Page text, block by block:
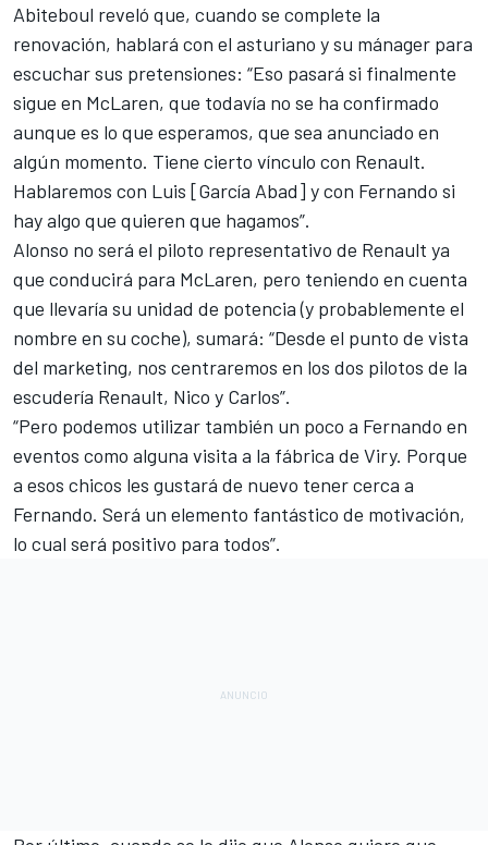
Abiteboul reveló que, cuando se complete la
renovación, hablará con el asturiano y su mánager para
escuchar sus pretensiones: “Eso pasará si finalmente
sigue en McLaren, que todavía no se ha confirmado
aunque es lo que esperamos, que sea anunciado en
algún momento. Tiene cierto vínculo con Renault.
Hablaremos con Luis [García Abad] y con Fernando si
hay algo que quieren que hagamos”.
Alonso no será el piloto representativo de Renault ya
que conducirá para McLaren, pero teniendo en cuenta
que llevaría su unidad de potencia (y probablemente el
nombre en su coche), sumará: “Desde el punto de vista
del marketing, nos centraremos en los dos pilotos de la
escudería Renault, Nico y Carlos”.
“Pero podemos utilizar también un poco a Fernando en
eventos como alguna visita a la fábrica de Viry. Porque
a esos chicos les gustará de nuevo tener cerca a
Fernando. Será un elemento fantástico de motivación,
lo cual será positivo para todos”.